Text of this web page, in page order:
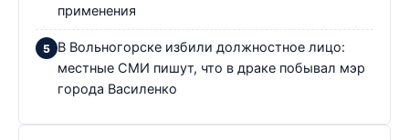
применения
В Вольногорске избили должностное лицо:
местные СМИ пишут, что в драке побывал мэр
города Василенко